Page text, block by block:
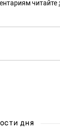
читайте
ДНЯ